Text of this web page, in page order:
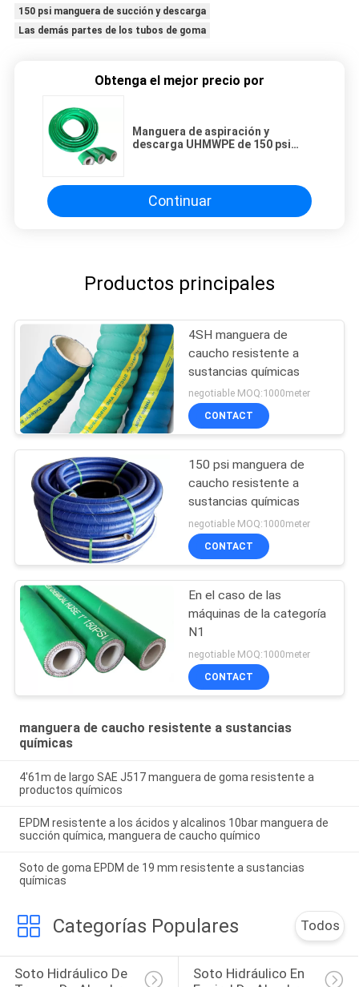
150 psi manguera de succión y descarga
Las demás partes de los tubos de goma
Obtenga el mejor precio por
Manguera de aspiración y
descarga UHMWPE de 150 psi
Continuar
Productos principales
4SH manguera de
caucho resistente a
sustancias químicas
negotiable MOQ:1000meter
CONTACT
150 psi manguera de
caucho resistente a
sustancias químicas
negotiable MOQ:1000meter
CONTACT
En el caso de las
máquinas de la categoría
N1
negotiable MOQ:1000meter
CONTACT
manguera de caucho resistente a sustancias
químicas
4'61m de largo SAE J517 manguera de goma resistente a
productos químicos
EPDM resistente a los ácidos y alcalinos 10bar manguera de
succión química, manguera de caucho químico
Soto de goma EPDM de 19 mm resistente a sustancias
químicas
Categorías Populares Todos
Soto Hidráulico De
Soto Hidráulico En